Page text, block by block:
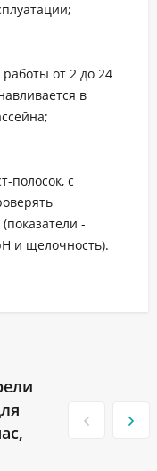
от 2 до 24
в
полосок, с
-
и щелочность).